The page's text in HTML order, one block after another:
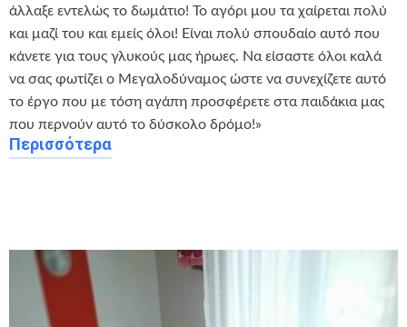
άλλαξε εντελώς το δωμάτιο! Το αγόρι μου τα χαίρεται πολύ
και μαζί του και εμείς όλοι! Είναι πολύ σπουδαίο αυτό που
κάνετε για τους γλυκούς μας ήρωες. Να είσαστε όλοι καλά
να σας φωτίζει ο Μεγαλοδύναμος ώστε να συνεχίζετε αυτό
το έργο που με τόση αγάπη προσφέρετε στα παιδάκια μας
που περνούν αυτό το δύσκολο δρόμο!»
Περισσότερα